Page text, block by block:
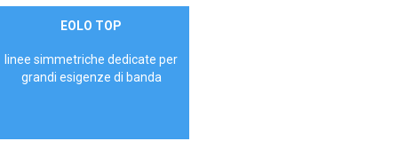
ContattaciEOLO TOP
linee simmetriche dedicate per
grandi esigenze di banda